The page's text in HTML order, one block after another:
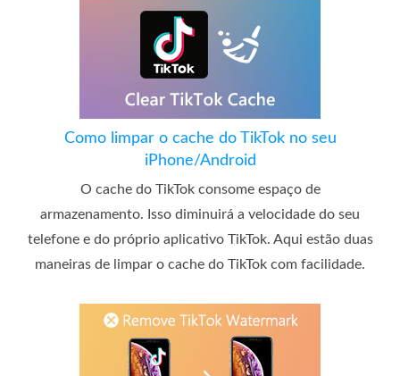
Como limpar o cache do TikTok no seu
iPhone/Android
O cache do TikTok consome espaço de
armazenamento. Isso diminuirá a velocidade do seu
telefone e do próprio aplicativo TikTok. Aqui estão duas
maneiras de limpar o cache do TikTok com facilidade.